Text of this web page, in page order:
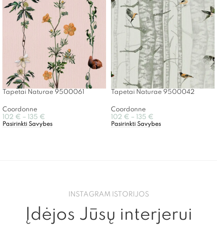
Tapetai Naturae 9500061
Coordonne
102 € – 135 €
Pasirinkti Savybes
Tapetai Naturae 9500042
Coordonne
102 € – 135 €
Pasirinkti Savybes
INSTAGRAM ISTORIJOS
Įdėjos Jūsų interjerui